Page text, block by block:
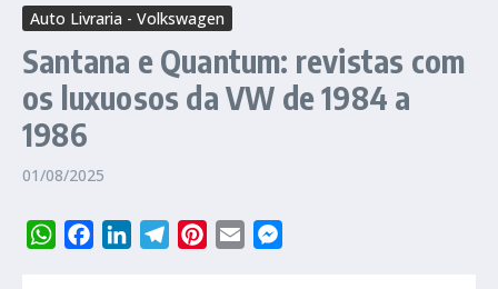
Auto Livraria - Volkswagen
Santana e Quantum: revistas com
os luxuosos da VW de 1984 a
1986
01/08/2025
WhatsAppFacebookLinkedInTelegramPinterest
Email